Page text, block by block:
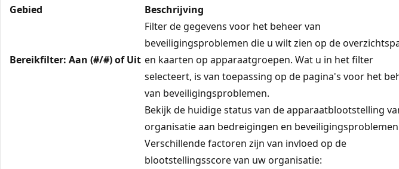
Gebied Beschrijving
Bereikfilter: Aan (#/#) of Uit
Filter de gegevens voor het beheer van
beveiligingsproblemen die u wilt zien op de
en kaarten op apparaatgroepen. Wat u in het filter
selecteert, is van toepassing op de pagina's voor het
van beveiligingsproblemen.
Bekijk de huidige status van de apparaatblootstelling
organisatie aan bedreigingen en
Verschillende factoren zijn van invloed op de
blootstellingsscore van uw organisatie: